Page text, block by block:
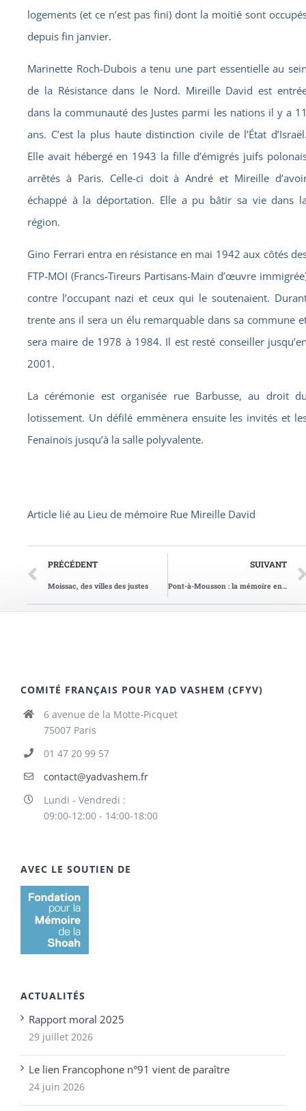
logements (et ce n’est pas fini) dont la moitié sont
depuis fin janvier.
Marinette Roch-Dubois a tenu une part essentielle au
de la Résistance dans le Nord. Mireille David est
dans la communauté des Justes parmi les nations il y a
ans. C’est la plus haute distinction civile de l’État
Elle avait hébergé en 1943 la fille d’émigrés juifs
arrêtés à Paris. Celle-ci doit à André et Mireille
échappé à la déportation. Elle a pu bâtir sa vie dans
région.
Gino Ferrari entra en résistance en mai 1942 aux côtés
FTP-MOI (Francs-Tireurs Partisans-Main d’œuvre
contre l’occupant nazi et ceux qui le soutenaient.
trente ans il sera un élu remarquable dans sa commune
sera maire de 1978 à 1984. Il est resté conseiller
2001.
La cérémonie est organisée rue Barbusse, au droit
lotissement. Un défilé emmènera ensuite les invités et
Fenainois jusqu’à la salle polyvalente.
Article lié au Lieu de mémoire Rue Mireille David
PRÉCÉDENT
Moissac, des villes des justes
SUIVANT
Pont-à-Mousson : la mémoire en devoir
COMITÉ FRANÇAIS POUR YAD VASHEM (CFYV)
6 avenue de la Motte-Picquet
75007 Paris
01 47 20 99 57
contact@yadvashem.fr
Lundi - Vendredi :
09:00-12:00 - 14:00-18:00
AVEC LE SOUTIEN DE
ACTUALITÉS
Rapport moral 2025
29 juillet 2026
Le lien Francophone n°91 vient de paraître
24 juin 2026